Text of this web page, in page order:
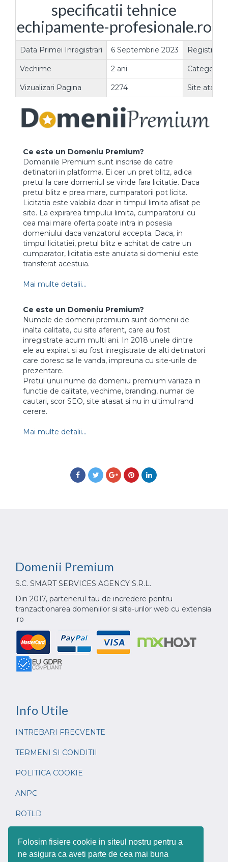
Folosim fisiere cookie in siteul nostru pentru a
ne asigura ca aveti parte de cea mai buna
specificatii tehnice
echipamente-profesionale.ro
Data Primei Inregistrari 6 Septembrie 2023 Registrar
Vechime 2 ani Categorie
Vizualizari Pagina 2274 Site atasat
Ce este un Domeniu Premium?
Domeniile Premium sunt inscrise de catre
detinatori in platforma. Ei cer un pret blitz, adica
pretul la care domeniul se vinde fara licitatie. Daca
pretul blitz e prea mare, cumparatorii pot licita.
Licitatia este valabila doar in timpul limita afisat pe
site. La expirarea timpului limita, cumparatorul cu
cea mai mare oferta poate intra in posesia
domeniului daca vanzatorul accepta. Daca, in
timpul licitatiei, pretul blitz e achitat de catre un
cumparator, licitatia este anulata si domeniul este
transferat acestuia.
Mai multe detalii...
Ce este un Domeniu Premium?
Numele de domenii premium sunt domenii de
inalta calitate, cu site aferent, care au fost
inregistrate acum multi ani. In 2018 unele dintre
ele au expirat si au fost inregistrate de alti detinatori
care doresc sa le vanda, impreuna cu site-urile de
prezentare.
Pretul unui nume de domeniu premium variaza in
functie de calitate, vechime, branding, numar de
cautari, scor SEO, site atasat si nu in ultimul rand
cerere.
Mai multe detalii...
Domenii Premium
S.C. SMART SERVICES AGENCY S.R.L.
Din 2017, partenerul tau de incredere pentru
tranzactionarea domeniilor si site-urilor web cu extensia
.ro
Info Utile
INTREBARI FRECVENTE
TERMENI SI CONDITII
POLITICA COOKIE
ANPC
ROTLD